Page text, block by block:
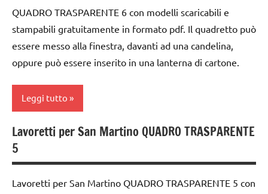
PER ETA'
TUTTI GLI
ARTICOLI
ARTICOLI
WALDORF
papercutting
TUTORIAL
PER ETA'
classe
classe
4a
classe
5a
6
QUADRO TRASPARENTE 6 con modelli scaricabili e
stampabili gratuitamente in formato pdf. Il quadretto può
essere messo alla finestra, davanti ad una candelina,
oppure può essere inserito in una lanterna di cartone.
Leggi tutto
ARTE
Waldorf
Lavoretti per San Martino QUADRO TRASPARENTE
5
Lavoretti per San Martino QUADRO TRASPARENTE 5 con